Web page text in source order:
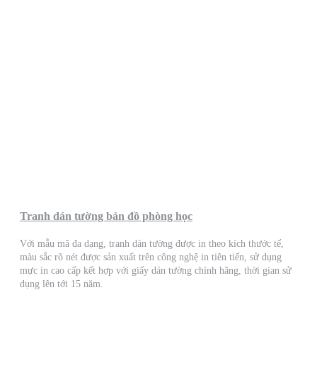
Tranh dán tường bản đồ phòng học
Với mẫu mã đa dạng, tranh dán tường được in theo kích thước tế,
màu sắc rõ nét được sản xuất trên công nghệ in tiên tiến, sử dụng
mực in cao cấp kết hợp với giấy dán tường chính hãng, thời gian sử
dụng lên tới 15 năm.